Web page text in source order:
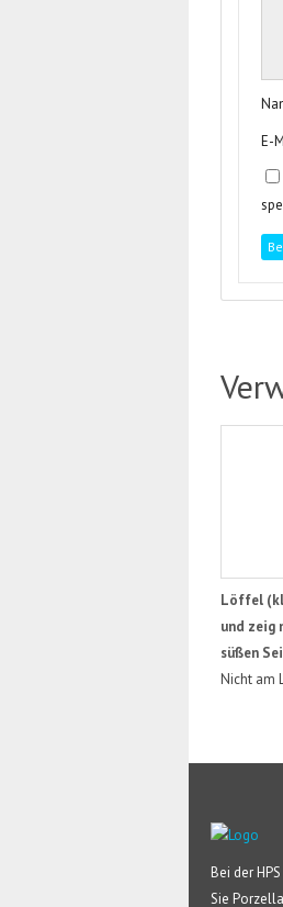
E-
Löffel
und zeig
süßen
Nicht am
Bei der
Sie